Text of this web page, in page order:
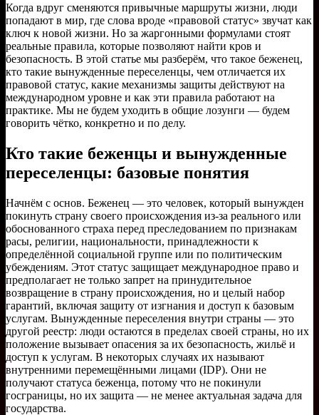
Когда вдруг сменяются привычные маршруты жизни, люди
попадают в мир, где слова вроде «правовой статус» звучат как
ключ к новой жизни. Но за жаргонными формулами стоят
реальные правила, которые позволяют найти кров и
безопасность. В этой статье мы разберём, что такое беженец,
кто такие вынужденные переселенцы, чем отличается их
правовой статус, какие механизмы защиты действуют на
международном уровне и как эти правила работают на
практике. Мы не будем уходить в общие лозунги — будем
говорить чётко, конкретно и по делу.
Кто такие беженцы и вынужденные
переселенцы: базовые понятия
Начнём с основ. Беженец — это человек, который вынужден
покинуть страну своего происхождения из-за реального или
обоснованного страха перед преследованием по признакам
расы, религии, национальности, принадлежности к
определённой социальной группе или по политическим
убеждениям. Этот статус защищает международное право и
предполагает не только запрет на принудительное
возвращение в страну происхождения, но и целый набор
гарантий, включая защиту от изгнания и доступ к базовым
услугам. Вынужденные переселения внутри страны — это
другой реестр: люди остаются в пределах своей страны, но их
положение вызывает опасения за их безопасность, жильё и
доступ к услугам. В некоторых случаях их называют
внутренними перемещёнными лицами (IDP). Они не
получают статуса беженца, потому что не покинули
госграницы, но их защита — не менее актуальная задача для
государства.